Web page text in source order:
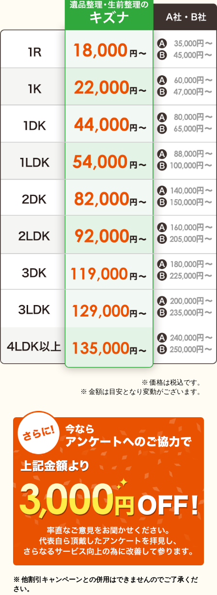
※ 価格は税込です。
※ 金額は目安となり変動がございます。
※ 他割引キャンペーンとの併用はできませんのでご了承くだ
さい。